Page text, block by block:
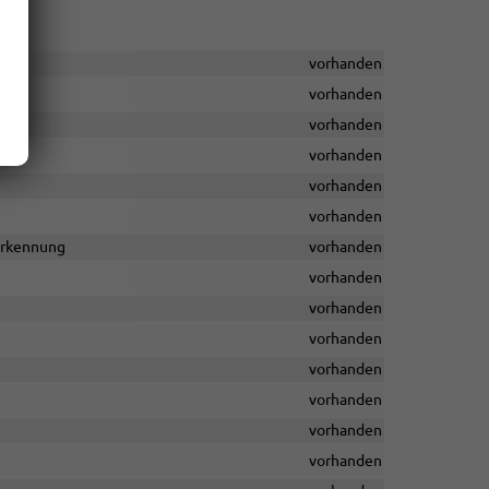
vorhanden
vorhanden
vorhanden
vorhanden
vorhanden
vorhanden
vorhanden
vorhanden
vorhanden
vorhanden
vorhanden
vorhanden
vorhanden
vorhanden